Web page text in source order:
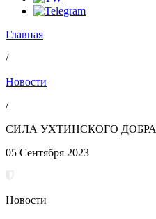
Главная
/
Новости
/
СИЛА УХТИНСКОГО ДОБРА
05 Сентября 2023
Новости